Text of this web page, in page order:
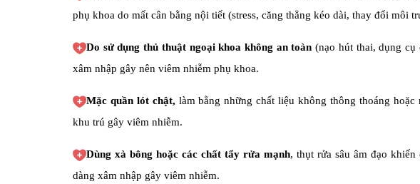
phụ khoa do mất cân bằng nội tiết (stress, căng thẳng kéo dài, thay đổi môi
Do sử dụng thủ thuật ngoại khoa không an toàn (nạo hút thai, dụng
xâm nhập gây nên viêm nhiễm phụ khoa.
Mặc quần lót chật, làm bằng những chất liệu không thông thoáng
khu trú gây viêm nhiễm.
Dùng xà bông hoặc các chất tẩy rửa mạnh, thụt rửa sâu âm đạo
dàng xâm nhập gây viêm nhiễm.